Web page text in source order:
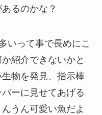
るのかな？
いって事で長めにこ
紹介できないかと
物を発見、指示棒
ーに見せてあげる
うん可愛い魚だよ